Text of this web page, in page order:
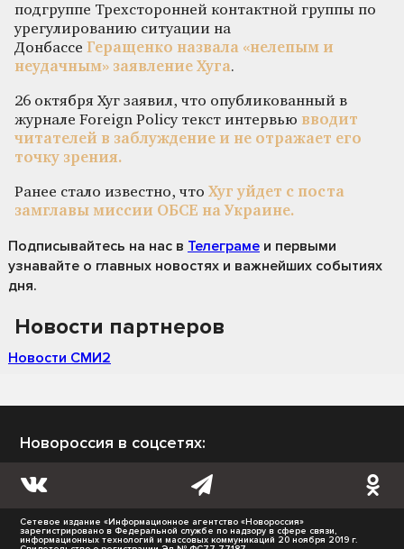
подгруппе Трехсторонней контактной группы по
урегулированию ситуации на
Донбассе Геращенко назвала «нелепым и
неудачным» заявление Хуга.
26 октября Хуг заявил, что опубликованный в
журнале Foreign Policy текст интервью вводит
читателей в заблуждение и не отражает его
точку зрения.
Ранее стало известно, что Хуг уйдет с поста
замглавы миссии ОБСЕ на Украине.
Подписывайтесь на нас в Телеграме и первыми
узнавайте о главных новостях и важнейших событиях
дня.
Новости партнеров
Новости СМИ2
Новороссия в соцсетях:
Сетевое издание «Информационное агентство «Новороссия»
зарегистрировано в Федеральной службе по надзору в сфере связи,
информационных технологий и массовых коммуникаций 20 ноября 2019 г.